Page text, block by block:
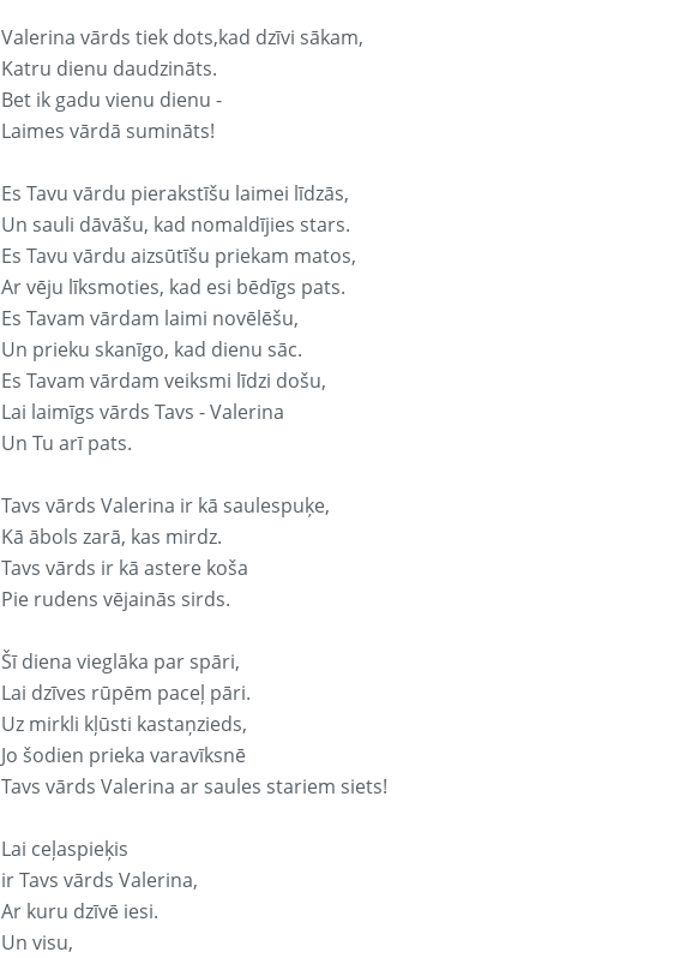
Valerina vārds tiek dots,kad dzīvi sākam,
Katru dienu daudzināts.
Bet ik gadu vienu dienu -
Laimes vārdā sumināts!
Es Tavu vārdu pierakstīšu laimei līdzās,
Un sauli dāvāšu, kad nomaldījies stars.
Es Tavu vārdu aizsūtīšu priekam matos,
Ar vēju līksmoties, kad esi bēdīgs pats.
Es Tavam vārdam laimi novēlēšu,
Un prieku skanīgo, kad dienu sāc.
Es Tavam vārdam veiksmi līdzi došu,
Lai laimīgs vārds Tavs - Valerina
Un Tu arī pats.
Tavs vārds Valerina ir kā saulespuķe,
Kā ābols zarā, kas mirdz.
Tavs vārds ir kā astere koša
Pie rudens vējainās sirds.
Šī diena vieglāka par spāri,
Lai dzīves rūpēm paceļ pāri.
Uz mirkli kļūsti kastaņzieds,
Jo šodien prieka varavīksnē
Tavs vārds Valerina ar saules stariem siets!
Lai ceļaspieķis
ir Tavs vārds Valerina,
Ar kuru dzīvē iesi.
Un visu,